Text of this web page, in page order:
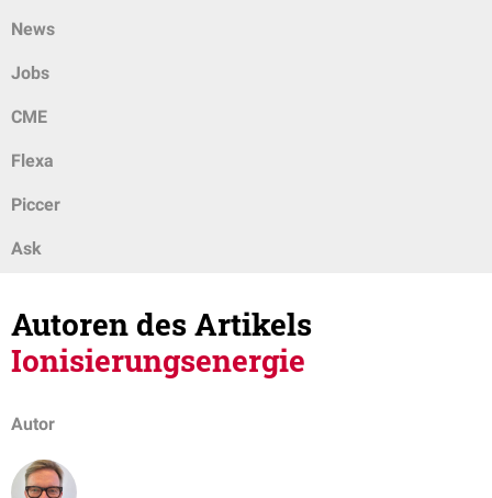
News
Jobs
CME
Flexa
Piccer
Ask
Autoren des Artikels
Ionisierungsenergie
Autor